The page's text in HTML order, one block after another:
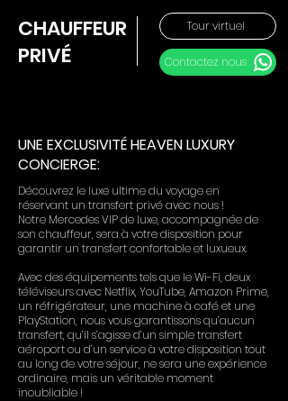
CHAUFFEUR
PRIVÉ
Tour virtuel
Contactez nous
UNE EXCLUSIVITÉ HEAVEN LUXURY
CONCIERGE:
Découvrez le luxe ultime du voyage en
réservant un transfert privé avec nous !
Notre Mercedes VIP de luxe, accompagnée de
son chauffeur, sera à votre disposition pour
garantir un transfert confortable et luxueux.
Avec des équipements tels que le Wi-Fi, deux
téléviseurs avec Netflix, YouTube, Amazon Prime,
un réfrigérateur, une machine à café et une
PlayStation, nous vous garantissons qu’aucun
transfert, qu’il s’agisse d’un simple transfert
aéroport ou d’un service à votre disposition tout
au long de votre séjour, ne sera une expérience
ordinaire, mais un véritable moment
inoubliable !